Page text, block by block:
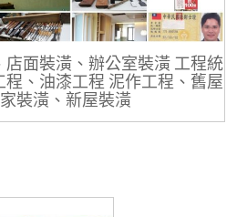
面裝潢、辦公室裝潢 工程統
、油漆工程 泥作工程、舊屋
裝潢、新屋裝潢